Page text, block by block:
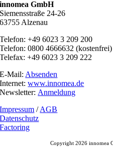
innomea GmbH
Siemensstraße 24-26
63755 Alzenau
Telefon: +49 6023 3 209 200
Telefon: 0800 4666632 (kostenfrei)
Telefax: +49 6023 3 209 222
E-Mail: Absenden
Internet:www.innomea.de
Newsletter: Anmeldung
Impressum /AGB
Datenschutz
Factoring
Copyright 2026 innomea